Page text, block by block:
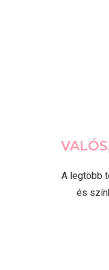
A legtöbb
és